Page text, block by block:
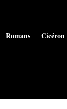
Romans